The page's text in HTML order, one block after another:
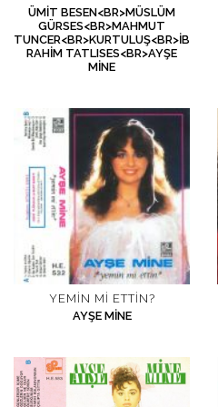
ÜMIT BESEN<BR>MÜSLÜM
GÜRSES<BR>MAHMUT
TUNCER<BR>KURTULUŞ<BR>İB
RAHIM TATLISES<BR>AYŞE
MINE
YEMIN MI ETTIN?
AYŞE MINE